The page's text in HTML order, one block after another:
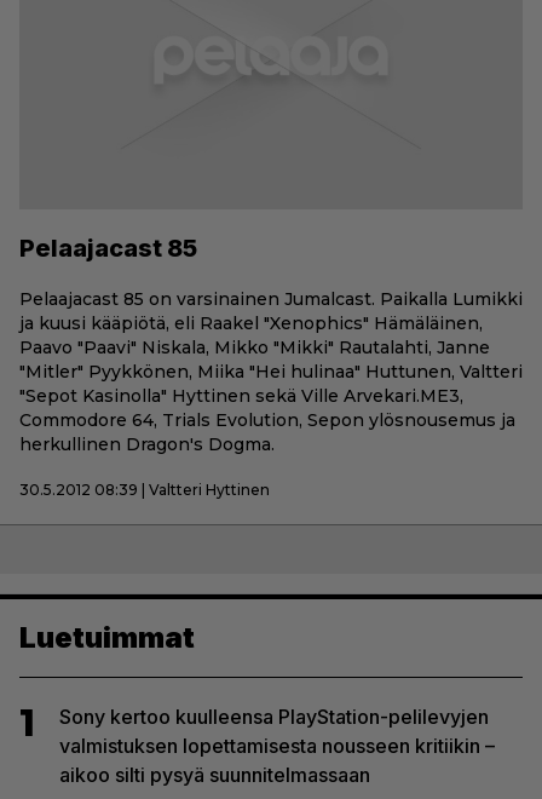
Pelaajacast 85
Pelaajacast 85 on varsinainen Jumalcast. Paikalla Lumikki
ja kuusi kääpiötä, eli Raakel "Xenophics" Hämäläinen,
Paavo "Paavi" Niskala, Mikko "Mikki" Rautalahti, Janne
"Mitler" Pyykkönen, Miika "Hei hulinaa" Huttunen, Valtteri
"Sepot Kasinolla" Hyttinen sekä Ville Arvekari.ME3,
Commodore 64, Trials Evolution, Sepon ylösnousemus ja
herkullinen Dragon's Dogma.
30.5.2012 08:39 | Valtteri Hyttinen
Luetuimmat
1
Sony kertoo kuulleensa PlayStation-pelilevyjen
valmistuksen lopettamisesta nousseen kritiikin –
aikoo silti pysyä suunnitelmassaan